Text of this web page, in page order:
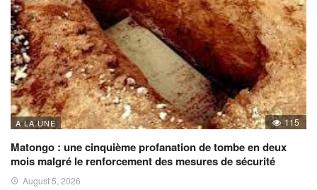
A LA UNE 115
Matongo : une cinquième profanation de tombe en deux
mois malgré le renforcement des mesures de sécurité
August 5, 2026